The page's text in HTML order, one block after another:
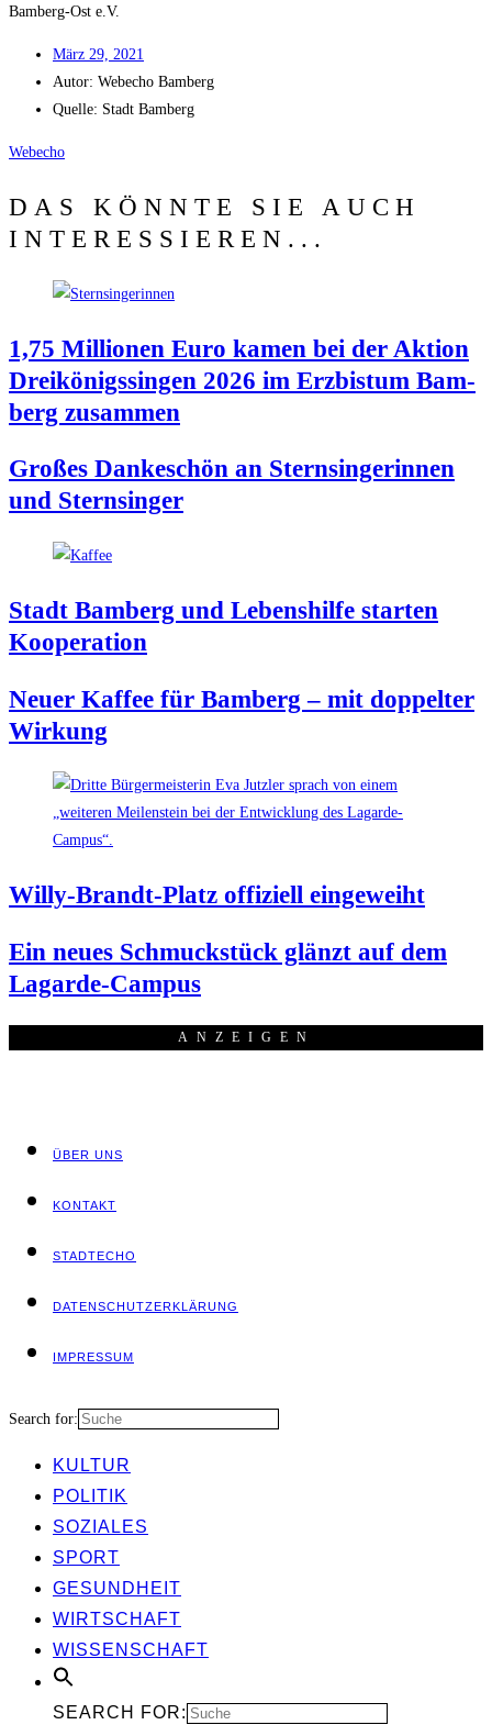
Bam­berg-Ost e.V.
März 29, 2021
Autor: Web­echo Bamberg
Quel­le: Stadt Bamberg
Web­echo
DAS KÖNNTE SIE AUCH
INTERESSIEREN...
1,75 Mil­lio­nen Euro kamen bei der Akti­on
Drei­kö­nigs­sin­gen 2026 im Erz­bis­tum Bam­
berg zusammen
Gro­ßes Dan­ke­schön an Stern­sin­ge­rin­nen
und Sternsinger
Stadt Bam­berg und Lebens­hil­fe star­ten
Kooperation
Neu­er Kaf­fee für Bam­berg – mit dop­pel­ter
Wirkung
Wil­ly-Brandt-Platz offi­zi­ell eingeweiht
Ein neu­es Schmuck­stück glänzt auf dem
Lagarde-Campus
ANZEI­GEN
ÜBER UNS
KON­TAKT
STADT­ECHO
DATEN­SCHUTZ­ER­KLÄ­RUNG
IMPRES­SUM
Search for:
KUL­TUR
POLI­TIK
SOZIA­LES
SPORT
GESUND­HEIT
WIRT­SCHAFT
WIS­SEN­SCHAFT
SEARCH FOR: